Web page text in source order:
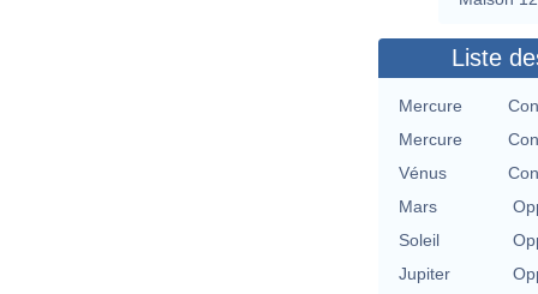
Liste
Mercure
Mercure
Vénus
Mars
Soleil
Jupiter